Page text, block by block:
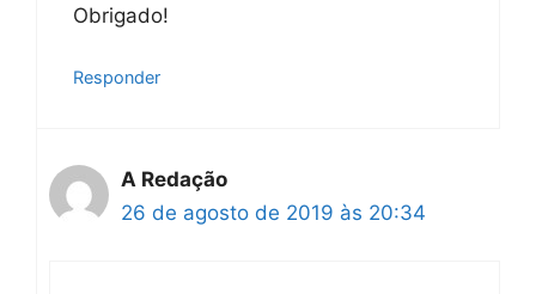
Obrigado!
Responder
A Redação
26 de agosto de 2019 às 20:34